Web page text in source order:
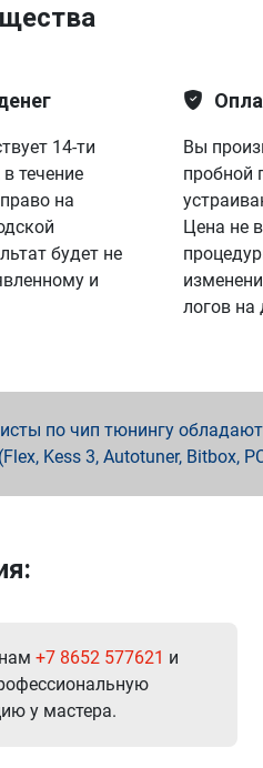
14-ти
течение
на
будет не
и
Вы
пробной
Цена не
логов на
по чип тюнингу
Kess 3, Autotuner, Bitbox,
+7 8652 577621 и
у мастера.